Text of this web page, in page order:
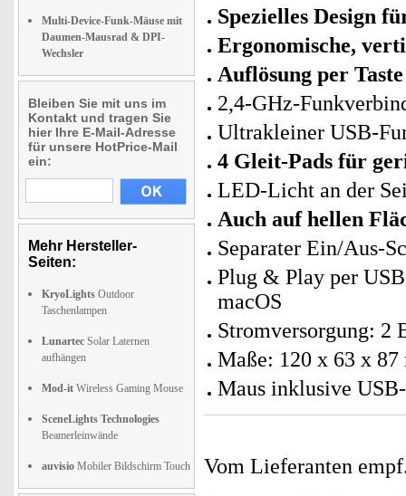
Multi-Device-Funk-Mäuse mit
Daumen-Mausrad & DPI-
Wechsler
Bleiben Sie mit uns im
Kontakt und tragen Sie
hier Ihre E-Mail-Adresse
für unsere HotPrice-Mail
ein:
Mehr Hersteller-
Seiten:
KryoLights Outdoor
Taschenlampen
Lunartec Solar Laternen
aufhängen
Mod-it Wireless Gaming Mouse
SceneLights Technologies
Beamerleinwände
auvisio Mobiler Bildschirm Touch
Spezielles Design
Ergonomische,
Auflösung per
2,4-GHz-
Ultrakleiner USB-
4 Gleit-Pads für
LED-Licht an der
Auch auf hellen
Separater Ein/Aus-
Plug & Play per
macOS
Stromversorgung: 2
Maße: 120 x 63 x
Maus inklusive
Vom Lieferanten